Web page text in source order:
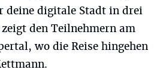
deine digitale Stadt in drei
den Teilnehmern am
wo die Reise hingehen